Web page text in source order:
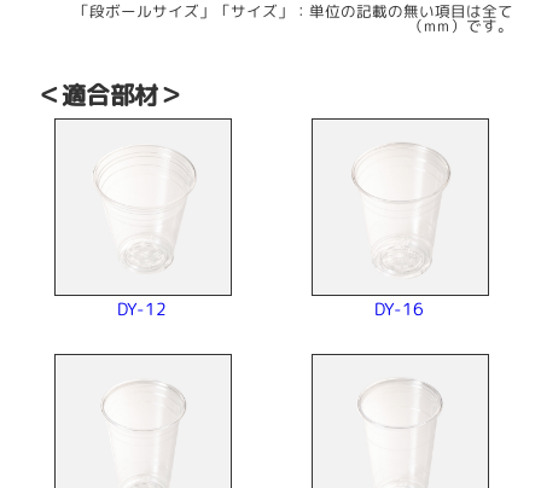
「段ボールサイズ」「サイズ」：単位の記載の無い項目は全て
（mm）です。
＜適合部材＞
DY-12 DY-16